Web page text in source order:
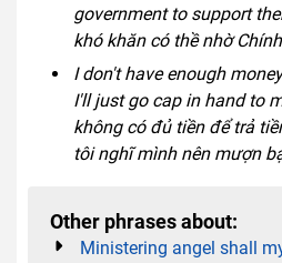
government to support
khó khăn có thề nhờ
I don't have enough
I'll just go cap in hand to
không có đủ tiền để trả
tôi nghĩ mình nên mượn
Other phrases about:
Ministering angel shall